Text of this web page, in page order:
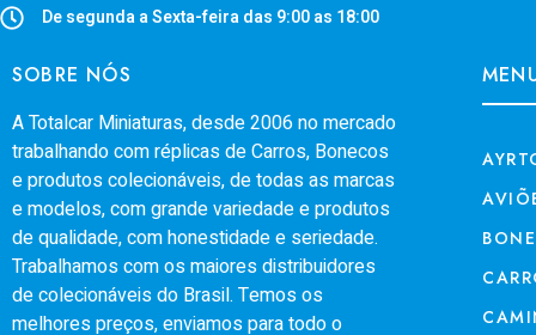
De segunda a Sexta-feira das 9:00 as 18:00
SOBRE NÓS
A Totalcar Miniaturas, desde 2006 no mercado
trabalhando com réplicas de Carros, Bonecos
e produtos colecionáveis, de todas as marcas
e modelos, com grande variedade e produtos
de qualidade, com honestidade e seriedade.
Trabalhamos com os maiores distribuidores
de colecionáveis do Brasil. Temos os
melhores preços, enviamos para todo o